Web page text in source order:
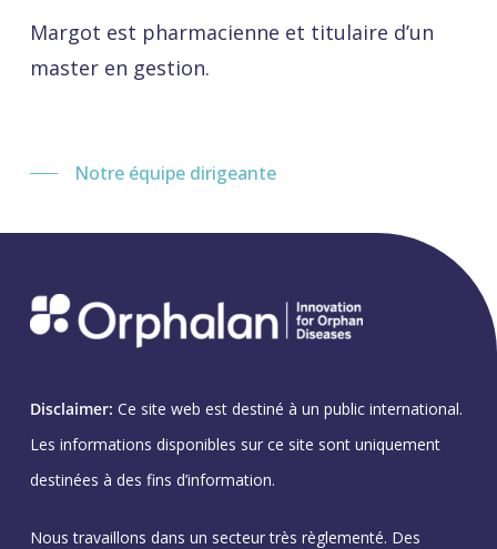
Margot est pharmacienne et titulaire d’un
master en gestion.
Notre équipe dirigeante
Disclaimer: Ce site web est destiné à un public international.
Les informations disponibles sur ce site sont uniquement
destinées à des fins d’information.
Nous travaillons dans un secteur très règlementé. Des